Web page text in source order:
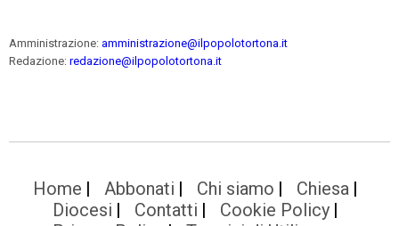
Amministrazione: amministrazione@ilpopolotortona.it
Redazione: redazione@ilpopolotortona.it
Home Abbonati Chi siamo
Chiesa
Diocesi
Contatti
Cookie Policy